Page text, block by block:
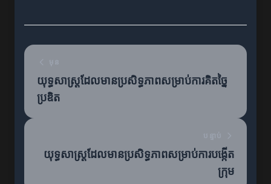
យុទ្ធសាស្ត្រដែលមានប្រសិទ្ធភាពសម្រាប់ការគិតច្នៃ
ប្រឌិត
យុទ្ធសាស្ត្រដែលមានប្រសិទ្ធភាពសម្រាប់ការបង្កើត
ក្រុម